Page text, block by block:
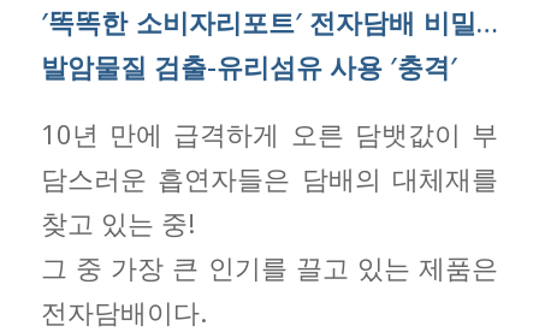
′똑똑한 소비자리포트′ 전자담배 비밀…
발암물질 검출-유리섬유 사용 ′충격′
10년 만에 급격하게 오른 담뱃값이 부
담스러운 흡연자들은 담배의 대체재를
찾고 있는 중!
그 중 가장 큰 인기를 끌고 있는 제품은
전자담배이다.